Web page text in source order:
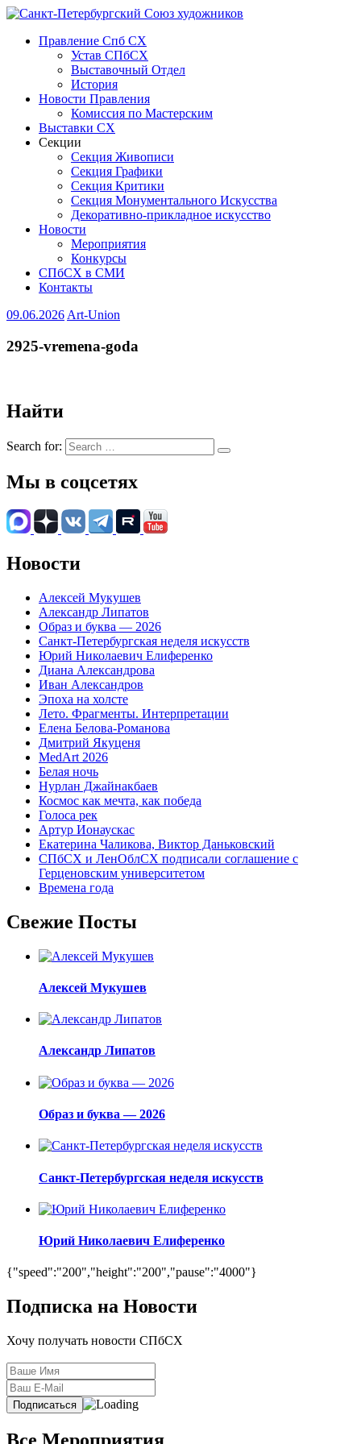
Правление Спб СХ
Устав СПбСХ
Выставочный Отдел
История
Новости Правления
Комиссия по Мастерским
Выставки СХ
Секции
Секция Живописи
Секция Графики
Секция Критики
Секция Монументального Искусства
Декоративно-прикладное искусство
Новости
Мероприятия
Конкурсы
СПбСХ в СМИ
Контакты
09.06.2026 Art-Union
2925-vremena-goda
Найти
Search for:
Мы в соцсетях
Новости
Алексей Мукушев
Александр Липатов
Образ и буква — 2026
Санкт-Петербургская неделя искусств
Юрий Николаевич Елиференко
Диана Александрова
Иван Александров
Эпоха на холсте
Лето. Фрагменты. Интерпретации
Елена Белова-Романова
Дмитрий Якуценя
MedArt 2026
Белая ночь
Нурлан Джайнакбаев
Космос как мечта, как победа
Голоса рек
Артур Ионаускас
Екатерина Чаликова, Виктор Даньковский
СПбСХ и ЛенОблСХ подписали соглашение с
Герценовским университетом
Времена года
Свежие Посты
Алексей Мукушев
Александр Липатов
Образ и буква — 2026
Санкт-Петербургская неделя искусств
Юрий Николаевич Елиференко
{"speed":"200","height":"200","pause":"4000"}
Подписка на Новости
Хочу получать новости СПбСХ